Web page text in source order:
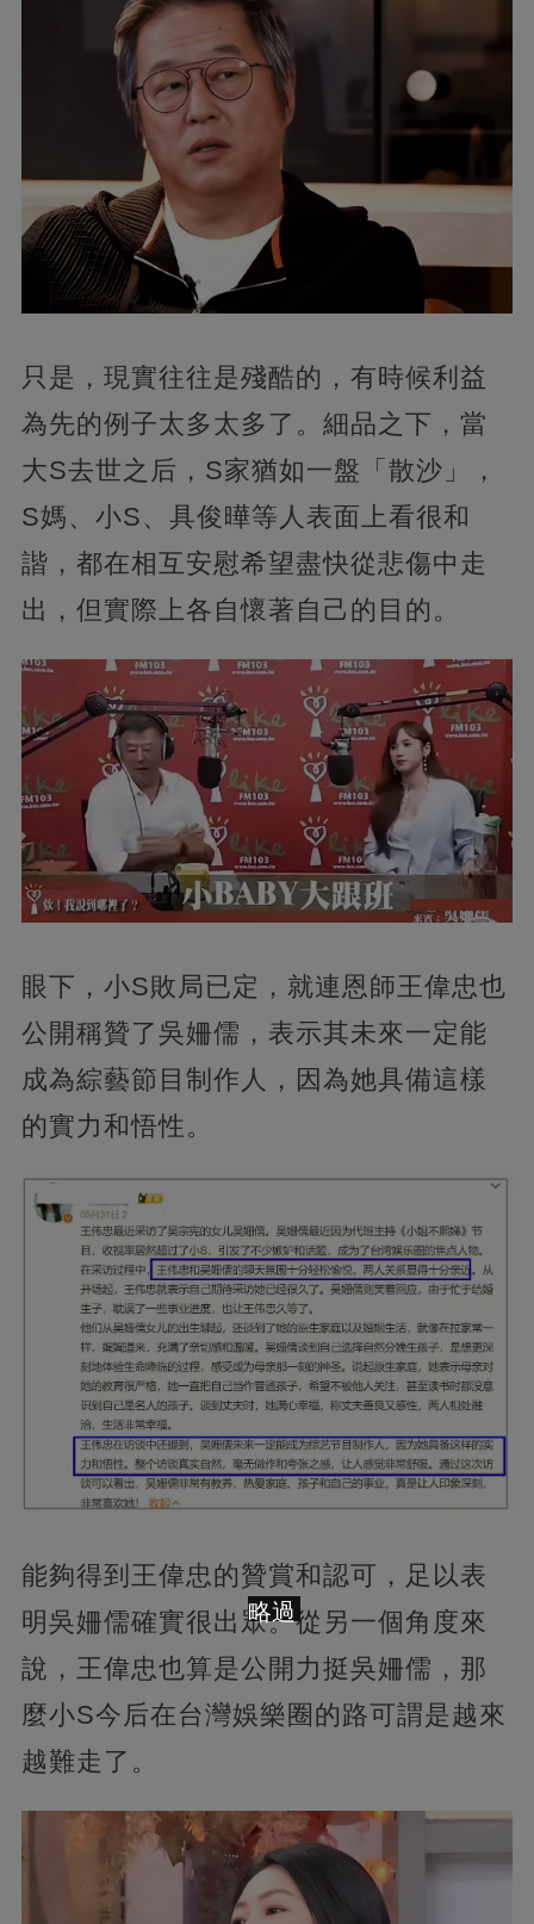
只是，現實往往是殘酷的，有時候利益
為先的例子太多太多了。細品之下，當
大S去世之后，S家猶如一盤「散沙」，
S媽、小S、具俊曄等人表面上看很和
諧，都在相互安慰希望盡快從悲傷中走
出，但實際上各自懷著自己的目的。
眼下，小S敗局已定，就連恩師王偉忠也
公開稱贊了吳姍儒，表示其未來一定能
成為綜藝節目制作人，因為她具備這樣
的實力和悟性。
能夠得到王偉忠的贊賞和認可，足以表
明吳姍儒確實很出眾。從另一個角度來
說，王偉忠也算是公開力挺吳姍儒，那
麼小S今后在台灣娛樂圈的路可謂是越來
越難走了。
略過